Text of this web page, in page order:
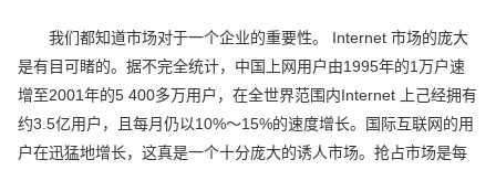
我们都知道市场对于一个企业的重要性。 Internet 市场的庞大
是有目可睹的。据不完全统计，中国上网用户由1995年的1万户速
增至2001年的5 400多万用户，在全世界范围内Internet 上己经拥有
约3.5亿用户，且每月仍以10%〜15%的速度增长。国际互联网的用
户在迅猛地增长，这真是一个十分庞大的诱人市场。抢占市场是每